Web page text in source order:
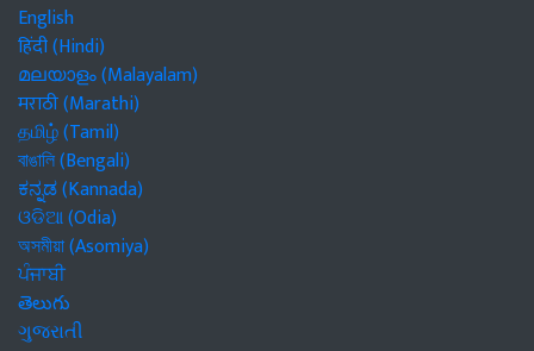
English
हिंदी (Hindi)
മലയാളം (Malayalam)
मराठी (Marathi)
தமிழ் (Tamil)
বাঙালি (Bengali)
ಕನ್ನಡ (Kannada)
ଓଡିଆ (Odia)
অসমীয়া (Asomiya)
ਪੰਜਾਬੀ
తెలుగు
ગુજરાતી